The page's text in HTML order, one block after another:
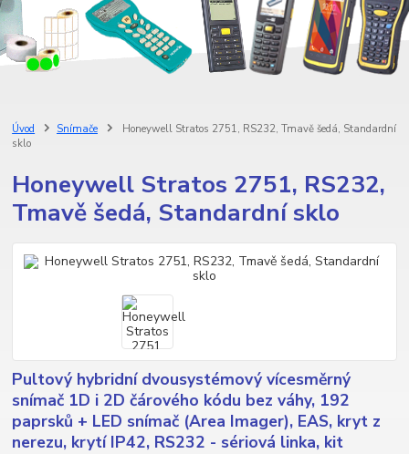
Úvod Snímače
Honeywell Stratos 2751, RS232, Tmavě šedá, Standardní
sklo
Honeywell Stratos 2751, RS232,
Tmavě šedá, Standardní sklo
Pultový hybridní dvousystémový vícesměrný
snímač 1D i 2D čárového kódu bez váhy, 192
paprsků + LED snímač (Area Imager), EAS, kryt z
nerezu, krytí IP42, RS232 - sériová linka, kit